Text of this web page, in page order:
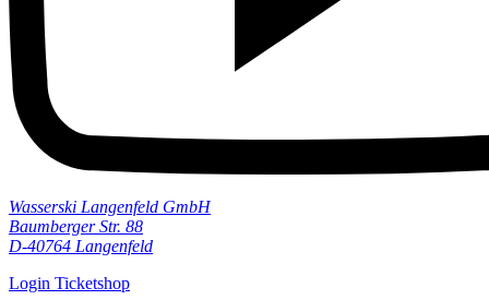
Wasserski Langenfeld GmbH
Baumberger Str. 88
D-40764 Langenfeld
Login Ticketshop